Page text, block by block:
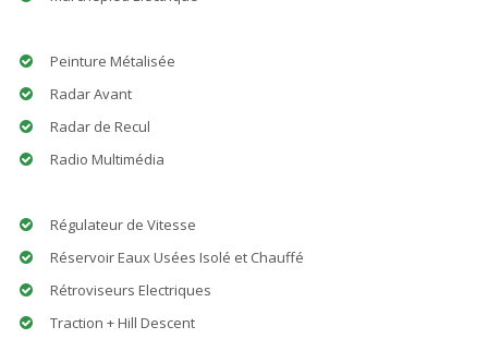
Peinture Métalisée
Radar Avant
Radar de Recul
Radio Multimédia
Régulateur de Vitesse
Réservoir Eaux Usées Isolé et Chauffé
Rétroviseurs Electriques
Traction + Hill Descent